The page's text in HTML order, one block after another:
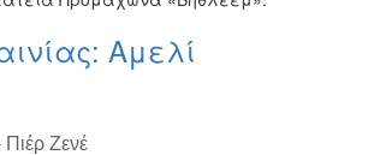
Αμελί
Ζενέ